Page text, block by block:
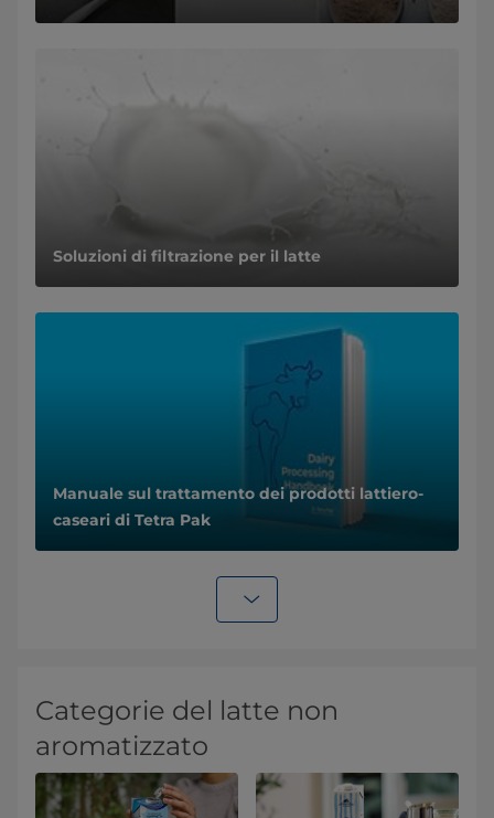
Soluzioni di filtrazione per il latte
Manuale sul trattamento dei prodotti lattiero-
caseari di Tetra Pak
Categorie del latte non
aromatizzato